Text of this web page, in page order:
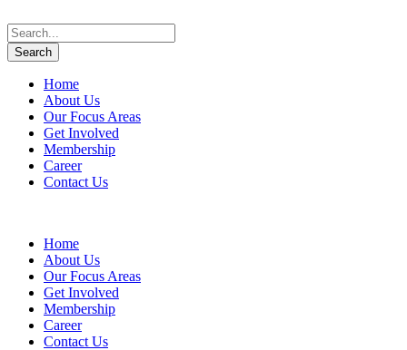
Home
About Us
Our Focus Areas
Get Involved
Membership
Career
Contact Us
Home
About Us
Our Focus Areas
Get Involved
Membership
Career
Contact Us